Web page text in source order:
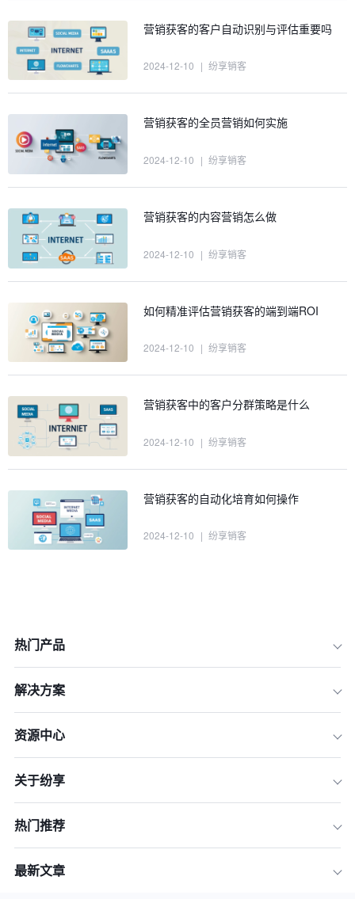
3.利用技术工具进行分析
营销获客的客户自动识别与评估重要吗
2024-12-10 | 纷享销客
营销获客的全员营销如何实施
2024-12-10 | 纷享销客
营销获客的内容营销怎么做
2024-12-10 | 纷享销客
如何精准评估营销获客的端到端ROI
2024-12-10 | 纷享销客
营销获客中的客户分群策略是什么
2024-12-10 | 纷享销客
营销获客的自动化培育如何操作
2024-12-10 | 纷享销客
热门产品
解决方案
资源中心
关于纷享
热门推荐
最新文章